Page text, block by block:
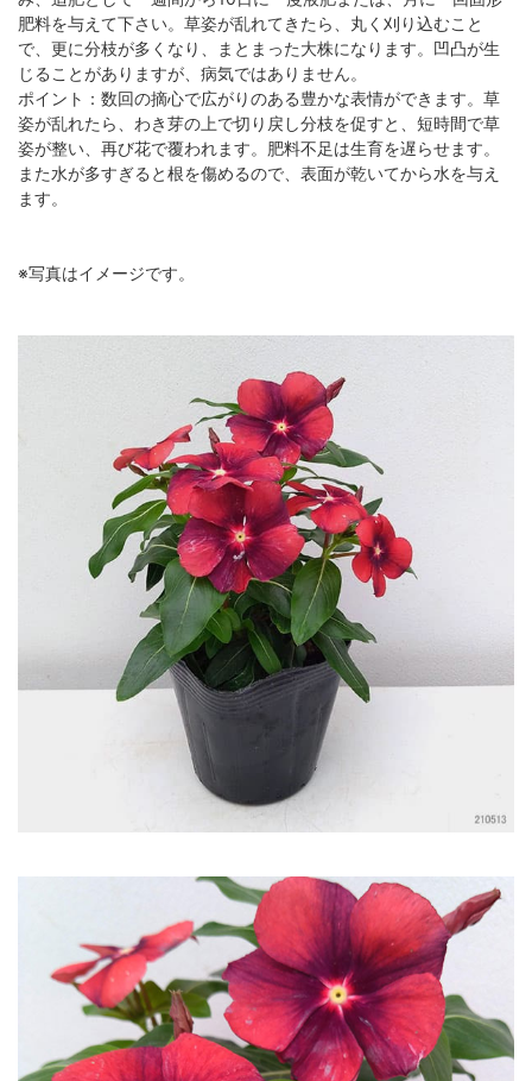
肥料を与えて下さい。草姿が乱れてきたら、丸く刈り込むこと
で、更に分枝が多くなり、まとまった大株になります。凹凸が生
じることがありますが、病気ではありません。
ポイント：数回の摘心で広がりのある豊かな表情ができます。草
姿が乱れたら、わき芽の上で切り戻し分枝を促すと、短時間で草
姿が整い、再び花で覆われます。肥料不足は生育を遅らせます。
また水が多すぎると根を傷めるので、表面が乾いてから水を与え
ます。
※写真はイメージです。